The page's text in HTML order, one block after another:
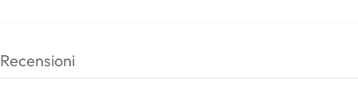
Recensioni